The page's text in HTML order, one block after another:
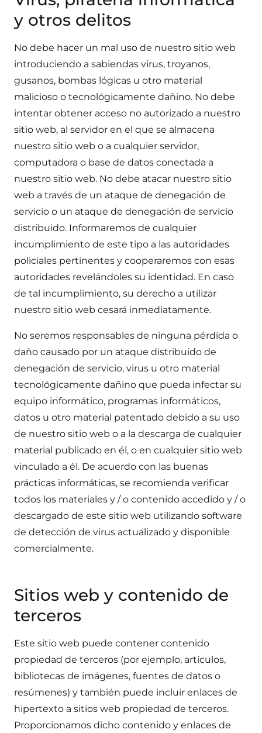
y otros delitos
No debe hacer un mal uso de nuestro sitio web
introduciendo a sabiendas virus, troyanos,
gusanos, bombas lógicas u otro material
malicioso o tecnológicamente dañino. No debe
intentar obtener acceso no autorizado a nuestro
sitio web, al servidor en el que se almacena
nuestro sitio web o a cualquier servidor,
computadora o base de datos conectada a
nuestro sitio web. No debe atacar nuestro sitio
web a través de un ataque de denegación de
servicio o un ataque de denegación de servicio
distribuido. Informaremos de cualquier
incumplimiento de este tipo a las autoridades
policiales pertinentes y cooperaremos con esas
autoridades revelándoles su identidad. En caso
de tal incumplimiento, su derecho a utilizar
nuestro sitio web cesará inmediatamente.
No seremos responsables de ninguna pérdida o
daño causado por un ataque distribuido de
denegación de servicio, virus u otro material
tecnológicamente dañino que pueda infectar su
equipo informático, programas informáticos,
datos u otro material patentado debido a su uso
de nuestro sitio web o a la descarga de cualquier
material publicado en él, o en cualquier sitio web
vinculado a él. De acuerdo con las buenas
prácticas informáticas, se recomienda verificar
todos los materiales y / o contenido accedido y / o
descargado de este sitio web utilizando software
de detección de virus actualizado y disponible
comercialmente.
Sitios web y contenido de
terceros
Este sitio web puede contener contenido
propiedad de terceros (por ejemplo, artículos,
bibliotecas de imágenes, fuentes de datos o
resúmenes) y también puede incluir enlaces de
hipertexto a sitios web propiedad de terceros.
Proporcionamos dicho contenido y enlaces de